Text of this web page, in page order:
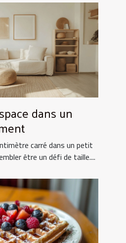
dans un
carré dans un petit
être un défi de taille....